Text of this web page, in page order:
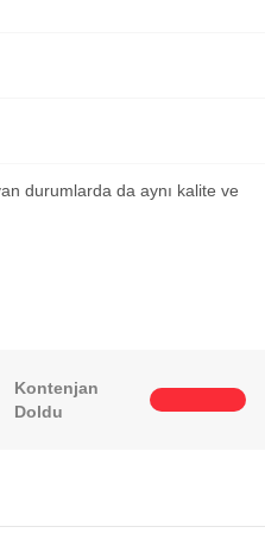
durumlarda da aynı kalite ve
Kontenjan
Doldu